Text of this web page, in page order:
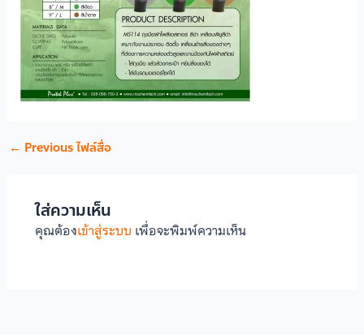
← Previous ไฟล์สื่อ
ใส่ความเห็น
คุณต้องเข้าสู่ระบบ เพื่อจะพิมพ์ความเห็น